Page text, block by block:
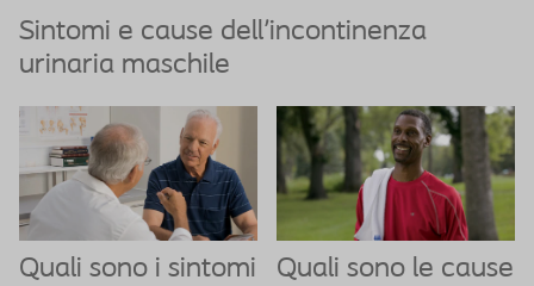
Sintomi e cause dell'incontinenza
urinaria maschile
Quali sono i sintomi
Quali sono le cause